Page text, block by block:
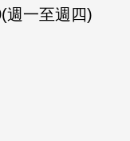
週一至週四)